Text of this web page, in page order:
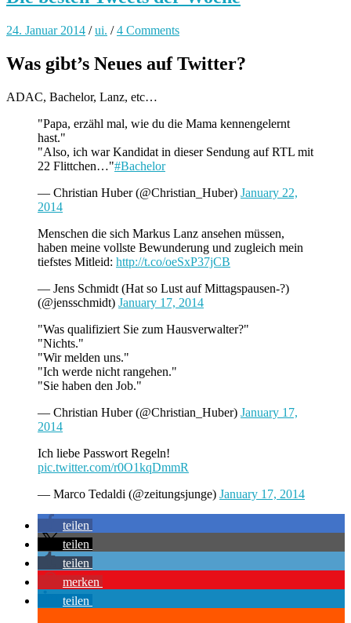
24. Januar 2014 /ui. /4 Comments
Was gibt’s Neues auf Twitter?
ADAC, Bachelor, Lanz, etc…
"Papa, erzähl mal, wie du die Mama kennengelernt
hast."
"Also, ich war Kandidat in dieser Sendung auf RTL mit
22 Flittchen…"#Bachelor
— Christian Huber (@Christian_Huber) January 22,
2014
Menschen die sich Markus Lanz ansehen müssen,
haben meine vollste Bewunderung und zugleich mein
tiefstes Mitleid: http://t.co/oeSxP37jCB
— Jens Schmidt (Hat so Lust auf Mittagspausen-?)
(@jensschmidt) January 17, 2014
"Was qualifiziert Sie zum Hausverwalter?"
"Nichts."
"Wir melden uns."
"Ich werde nicht rangehen."
"Sie haben den Job."
— Christian Huber (@Christian_Huber) January 17,
2014
Ich liebe Passwort Regeln!
pic.twitter.com/r0O1kqDmmR
— Marco Tedaldi (@zeitungsjunge) January 17, 2014
teilen
teilen
teilen
merken
teilen